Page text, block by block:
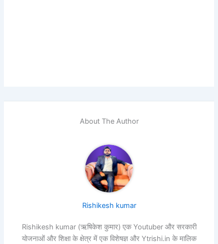
About The Author
Rishikesh kumar
Rishikesh kumar (ऋषिकेश कुमार) एक Youtuber और सरकारी
योजनाओं और शिक्षा के क्षेत्र में एक विशेषज्ञ और Ytrishi.in के मालिक